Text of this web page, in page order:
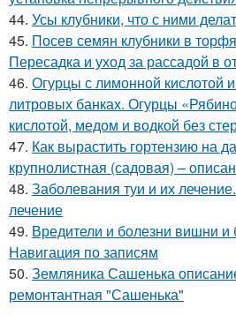
44. Усы клубники, что с ними
45. Посев семян клубники в
Пересадка и уход за рассадой в
46. Огурцы с лимонной кислотой
литровых банках. Огурцы
кислотой, медом и водкой без
47. Как вырастить гортензию на
крупнолистная (садовая) –
48. Заболевания туи и их
лечение
49. Вредители и болезни вишни и
Навигация по записям
50. Земляника Сашенька
ремонтантная "Сашенька"